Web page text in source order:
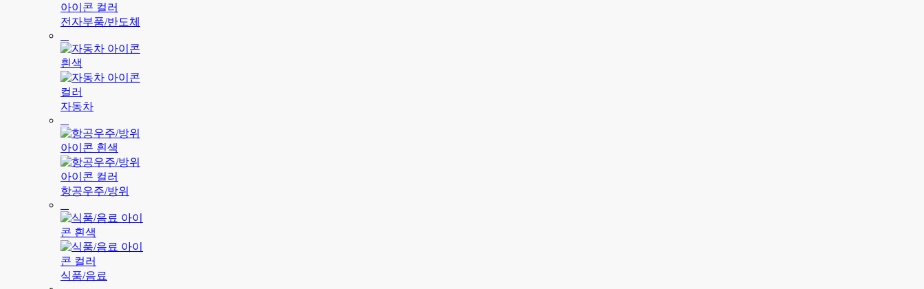
전자부품/반도체
자동차
항공우주/방위
식품/음료